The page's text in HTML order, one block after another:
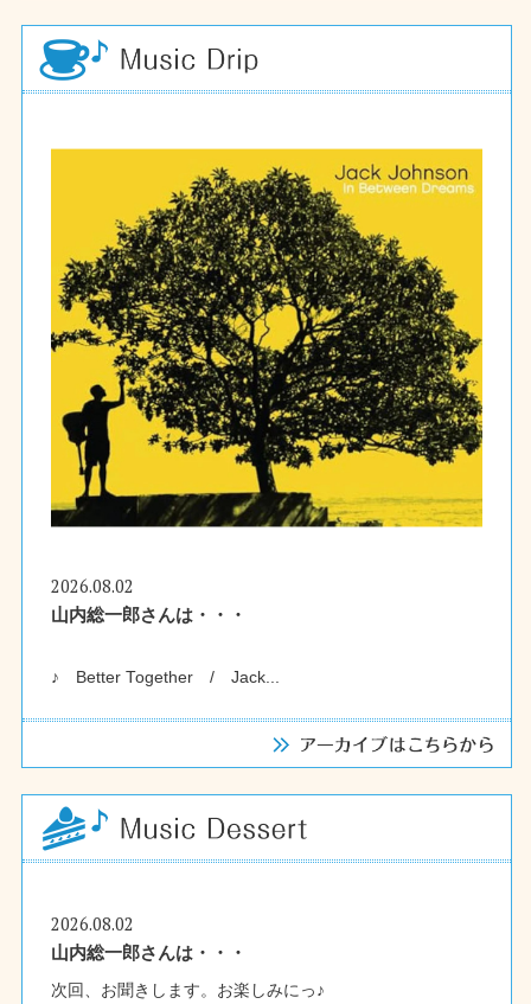
2026.08.02
山内総一郎さんは・・・
♪ Better Together / Jack...
2026.08.02
山内総一郎さんは・・・
次回、お聞きします。お楽しみにっ♪